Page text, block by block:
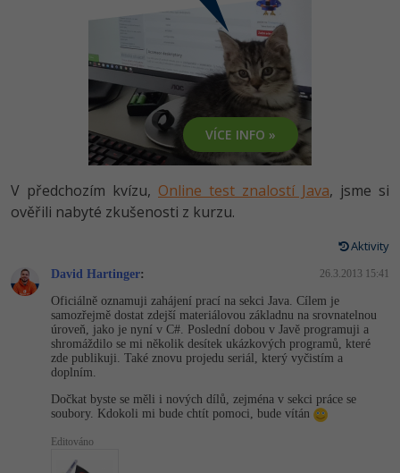
Datová analýza v praxi
Objektové programování - OOP
Umělá inteligence
HTML5, CSS3, Bootstrap, SEO
SQL a databáze
UML a návrhové vzory
React
Spring
ASP.NET MVC
Školení dle technologií
C# .NET
Java
PHP
JavaScript
HTML / CSS
UML a návrhové vzory
MySQL/MariaDB
MS-SQL
Programátor WWW aplikací
Senior programátor
Front-end developer
Vývojář mobilních aplikací
Specialista na AI a bigdata
Webdesigner
Tester
Systémový administrátor
Grafik / UX/UI návrhář
3D grafik
Java
C#.NET -80%
Python -80%
JavaScript -80%
C++ -80%
Swift -80%
Kotlin -80%
C -80%
VB.NET
VÍCE INFO »
V předchozím kvízu, Online test znalostí Java, jsme si
ověřili nabyté zkušenosti z kurzu.
Aktivity
David Hartinger: 26.3.2013 15:41
Oficiálně oznamuji zahájení prací na sekci Java. Cílem je
samozřejmě dostat zdejší materiálovou základnu na srovnatelnou
úroveň, jako je nyní v C#. Poslední dobou v Javě programuji a
shromáždilo se mi několik desítek ukázkových programů, které
zde publikuji. Také znovu projedu seriál, který vyčistím a
doplním.
Dočkat byste se měli i nových dílů, zejména v sekci práce se
soubory. Kdokoli mi bude chtít pomoci, bude vítán
Editováno